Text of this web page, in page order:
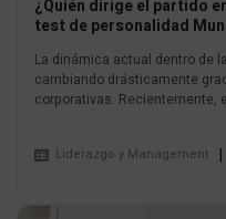
¿Quién dirige el partido
test de personalidad
La dinámica actual dentro de
cambiando drásticamente
corporativas. Recientemente,
Liderazgo y Management